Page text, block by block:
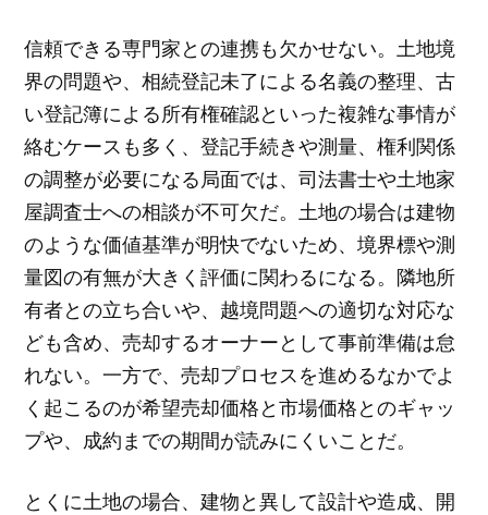
信頼できる専門家との連携も欠かせない。土地境
界の問題や、相続登記未了による名義の整理、古
い登記簿による所有権確認といった複雑な事情が
絡むケースも多く、登記手続きや測量、権利関係
の調整が必要になる局面では、司法書士や土地家
屋調査士への相談が不可欠だ。土地の場合は建物
のような価値基準が明快でないため、境界標や測
量図の有無が大きく評価に関わるになる。隣地所
有者との立ち合いや、越境問題への適切な対応な
ども含め、売却するオーナーとして事前準備は怠
れない。一方で、売却プロセスを進めるなかでよ
く起こるのが希望売却価格と市場価格とのギャッ
プや、成約までの期間が読みにくいことだ。
とくに土地の場合、建物と異して設計や造成、開